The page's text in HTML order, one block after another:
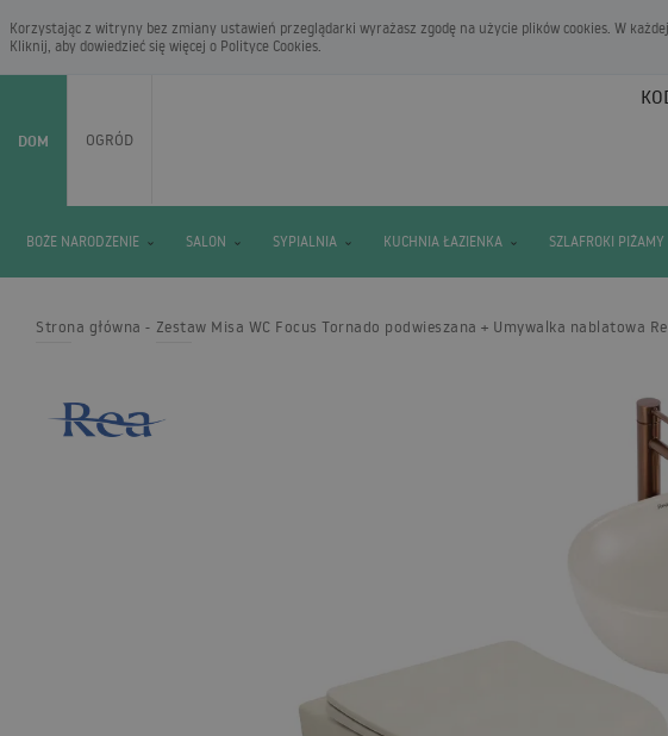
Korzystając z witryny bez zmiany ustawień przeglądarki wyrażasz zgodę na użycie plików cookies. W
Kliknij, aby dowiedzieć się więcej o Polityce Cookies.
DOM OGRÓD
BOŻE NARODZENIE SALON SYPIALNIA KUCHNIA ŁAZIENKA SZLAFROKI PIŻAMY
Strona główna Zestaw Misa WC Focus Tornado podwieszana + Umywalka nablatowa